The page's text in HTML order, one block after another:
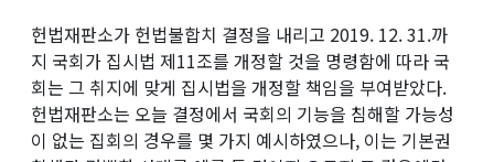
헌법재판소가 헌법불합치 결정을 내리고 2019. 12. 31.까
지 국회가 집시법 제11조를 개정할 것을 명령함에 따라 국
회는 그 취지에 맞게 집시법을 개정할 책임을 부여받았다.
헌법재판소는 오늘 결정에서 국회의 기능을 침해할 가능성
이 없는 집회의 경우를 몇 가지 예시하였으나, 이는 기본권